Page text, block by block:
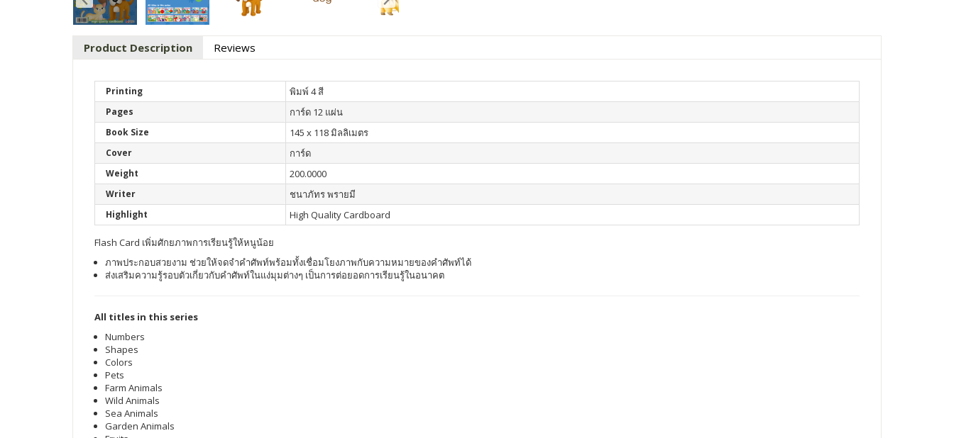
Product Description Reviews
Printing พิมพ์ 4 สี
Pages การ์ด 12 แผ่น
Book Size 145 x 118 มิลลิเมตร
Cover การ์ด
Weight 200.0000
Writer ชนาภัทร พรายมี
Highlight High Quality Cardboard
Flash Card เพิ่มศักยภาพการเรียนรู้ให้หนูน้อย
ภาพประกอบสวยงาม ช่วยให้จดจำคำศัพท์พร้อมทั้งเชื่อมโยงภาพกับความหมายของคำศัพท์ได้
ส่งเสริมความรู้รอบตัวเกี่ยวกับคำศัพท์ในแง่มุมต่างๆ เป็นการต่อยอดการเรียนรู้ในอนาคต
All titles in this series
Numbers
Shapes
Colors
Pets
Farm Animals
Wild Animals
Sea Animals
Garden Animals